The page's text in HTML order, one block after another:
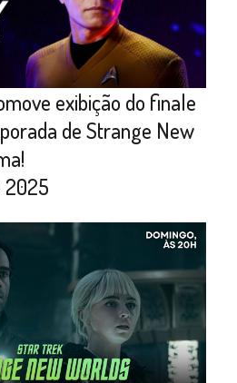
exibição do finale
de Strange New
2025